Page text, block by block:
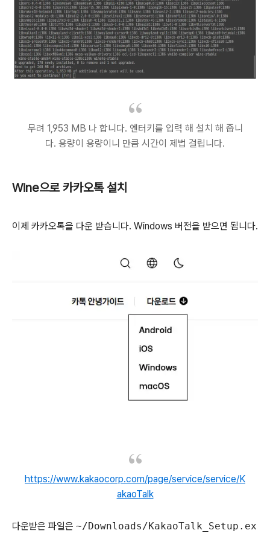
무려 1,953 MB 나 합니다. 엔터키를 입력 해 설치 해 줍니
다. 용량이 용량이니 만큼 시간이 제법 걸립니다.
Wine으로 카카오톡 설치
이제 카카오톡을 다운 받습니다. Windows 버전을 받으면 됩니다.
https://www.kakaocorp.com/page/service/service/K
akaoTalk
다운받은 파일은 ~/Downloads/KakaoTalk_Setup.ex